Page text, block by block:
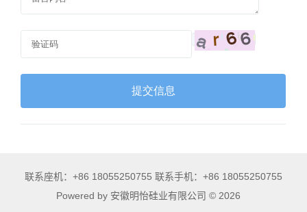
联系座机：+86 18055250755 联系手机：+86 18055250755
Powered by 安徽明怡硅业有限公司 © 2026